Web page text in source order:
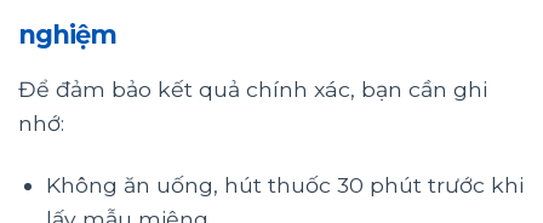
nghiệm
Để đảm bảo kết quả chính xác, bạn cần ghi
nhớ:
Không ăn uống, hút thuốc 30 phút trước khi